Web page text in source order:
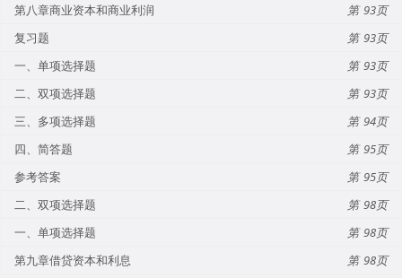
第八章商业资本和商业利润
93
复习题
93
一、单项选择题
93
二、双项选择题
93
三、多项选择题
94
四、简答题
95
参考答案
95
二、双项选择题
98
一、单项选择题
98
第九章借贷资本和利息
98